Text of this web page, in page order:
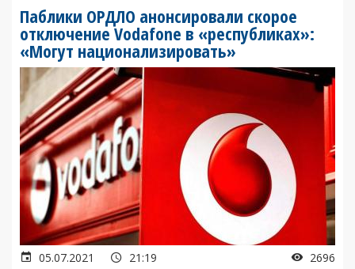
Паблики ОРДЛО анонсировали скорое
отключение Vodafone в «республиках»:
«Могут национализировать»
05.07.2021 21:19 2696